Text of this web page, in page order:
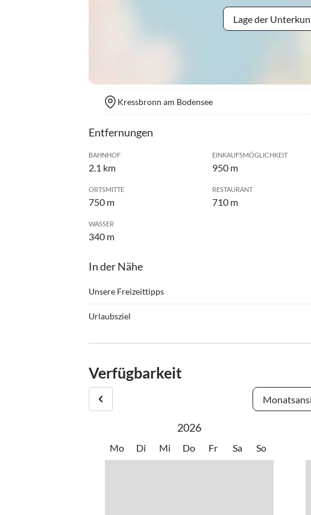
Lage der
Kressbronn am Bodensee
Entfernungen
BAHNHOF
2.1 km
EINKAUFSMÖGLICHKEIT
950 m
ORTSMITTE
750 m
RESTAURANT
710 m
WASSER
340 m
In der Nähe
Unsere Freizeittipps
• Segeln
Theater
Urlaubsziel
Bodan-Werftanlage sowie der Bodan Promenade, die
Verfügbarkeit
2026
Mo Di Mi Do Fr Sa So